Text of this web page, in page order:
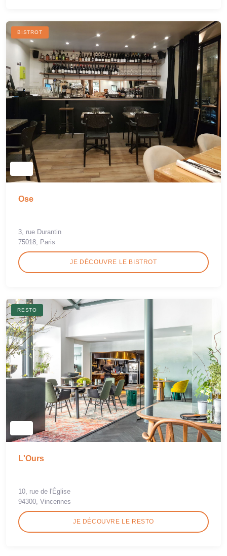
BISTROT
Ose
3, rue Durantin
75018, Paris
JE DÉCOUVRE LE BISTROT
RESTO
L'Ours
10, rue de l'Église
94300, Vincennes
JE DÉCOUVRE LE RESTO